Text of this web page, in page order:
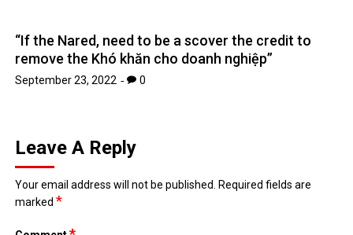
“If the Nared, need to be a scover the credit to
remove the Khó khăn cho doanh nghiệp”
September 23, 2022 0
Leave A Reply
Your email address will not be published. Required fields are
marked*